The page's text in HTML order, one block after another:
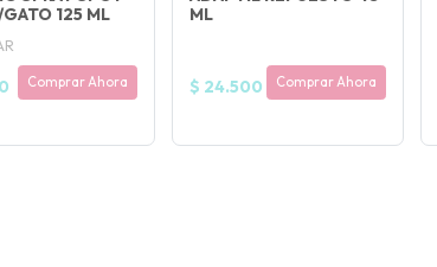
GATO 125 ML
Comprar Ahora
ML
$ 24.500 Comprar Ahora